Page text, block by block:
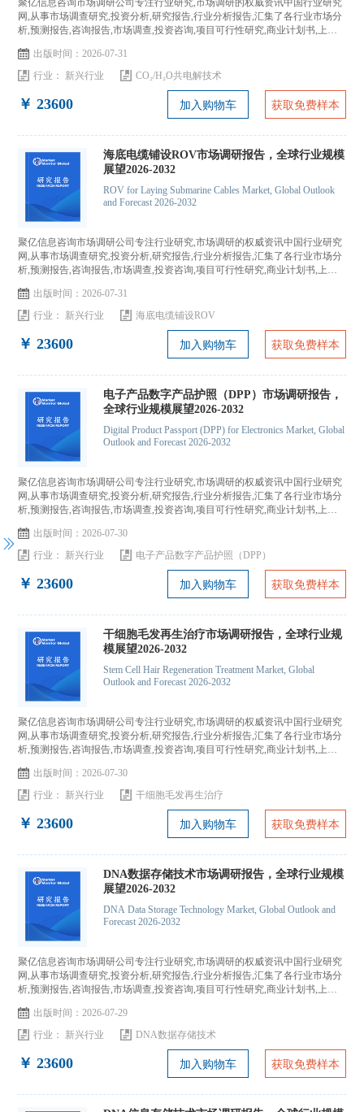
聚亿信息咨询市场调研公司专注行业研究,市场调研的权威资讯中国行业研究
网,从事市场调查研究,投资分析,研究报告,行业分析报告,汇集了各行业市场分
析,预测报告,咨询报告,市场调查,投资咨询,项目可行性研究,商业计划书,上市
出版时间：2026-07-31
行业： 新兴行业 CO₂/H₂O共电解技术
￥ 23600 加入购物车 获取免费样本
海底电缆铺设ROV市场调研报告，全球行业规模
展望2026-2032
ROV for Laying Submarine Cables Market, Global Outlook
and Forecast 2026-2032
聚亿信息咨询市场调研公司专注行业研究,市场调研的权威资讯中国行业研究
网,从事市场调查研究,投资分析,研究报告,行业分析报告,汇集了各行业市场分
析,预测报告,咨询报告,市场调查,投资咨询,项目可行性研究,商业计划书,上市
出版时间：2026-07-31
行业： 新兴行业 海底电缆铺设ROV
￥ 23600 加入购物车 获取免费样本
电子产品数字产品护照（DPP）市场调研报告，
全球行业规模展望2026-2032
Digital Product Passport (DPP) for Electronics Market, Global
Outlook and Forecast 2026-2032
聚亿信息咨询市场调研公司专注行业研究,市场调研的权威资讯中国行业研究
网,从事市场调查研究,投资分析,研究报告,行业分析报告,汇集了各行业市场分
析,预测报告,咨询报告,市场调查,投资咨询,项目可行性研究,商业计划书,上市
出版时间：2026-07-30
行业： 新兴行业 电子产品数字产品护照（DPP）
￥ 23600 加入购物车 获取免费样本
干细胞毛发再生治疗市场调研报告，全球行业规
模展望2026-2032
Stem Cell Hair Regeneration Treatment Market, Global
Outlook and Forecast 2026-2032
聚亿信息咨询市场调研公司专注行业研究,市场调研的权威资讯中国行业研究
网,从事市场调查研究,投资分析,研究报告,行业分析报告,汇集了各行业市场分
析,预测报告,咨询报告,市场调查,投资咨询,项目可行性研究,商业计划书,上市
出版时间：2026-07-30
行业： 新兴行业 干细胞毛发再生治疗
￥ 23600 加入购物车 获取免费样本
DNA数据存储技术市场调研报告，全球行业规模
展望2026-2032
DNA Data Storage Technology Market, Global Outlook and
Forecast 2026-2032
聚亿信息咨询市场调研公司专注行业研究,市场调研的权威资讯中国行业研究
网,从事市场调查研究,投资分析,研究报告,行业分析报告,汇集了各行业市场分
析,预测报告,咨询报告,市场调查,投资咨询,项目可行性研究,商业计划书,上市
出版时间：2026-07-29
行业： 新兴行业 DNA数据存储技术
￥ 23600 加入购物车 获取免费样本